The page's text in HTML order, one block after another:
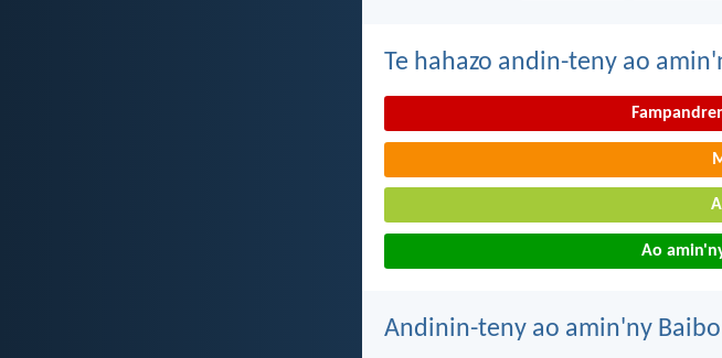
Te hahazo andin-teny ao
Ao
Andinin-teny ao amin'ny